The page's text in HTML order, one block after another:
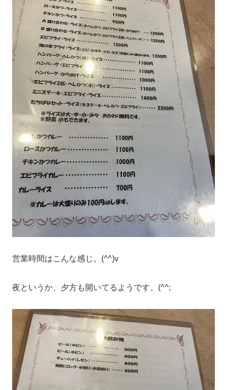
営業時間はこんな感じ。(^^)v
夜というか、夕方も開いてるようです。(^^;